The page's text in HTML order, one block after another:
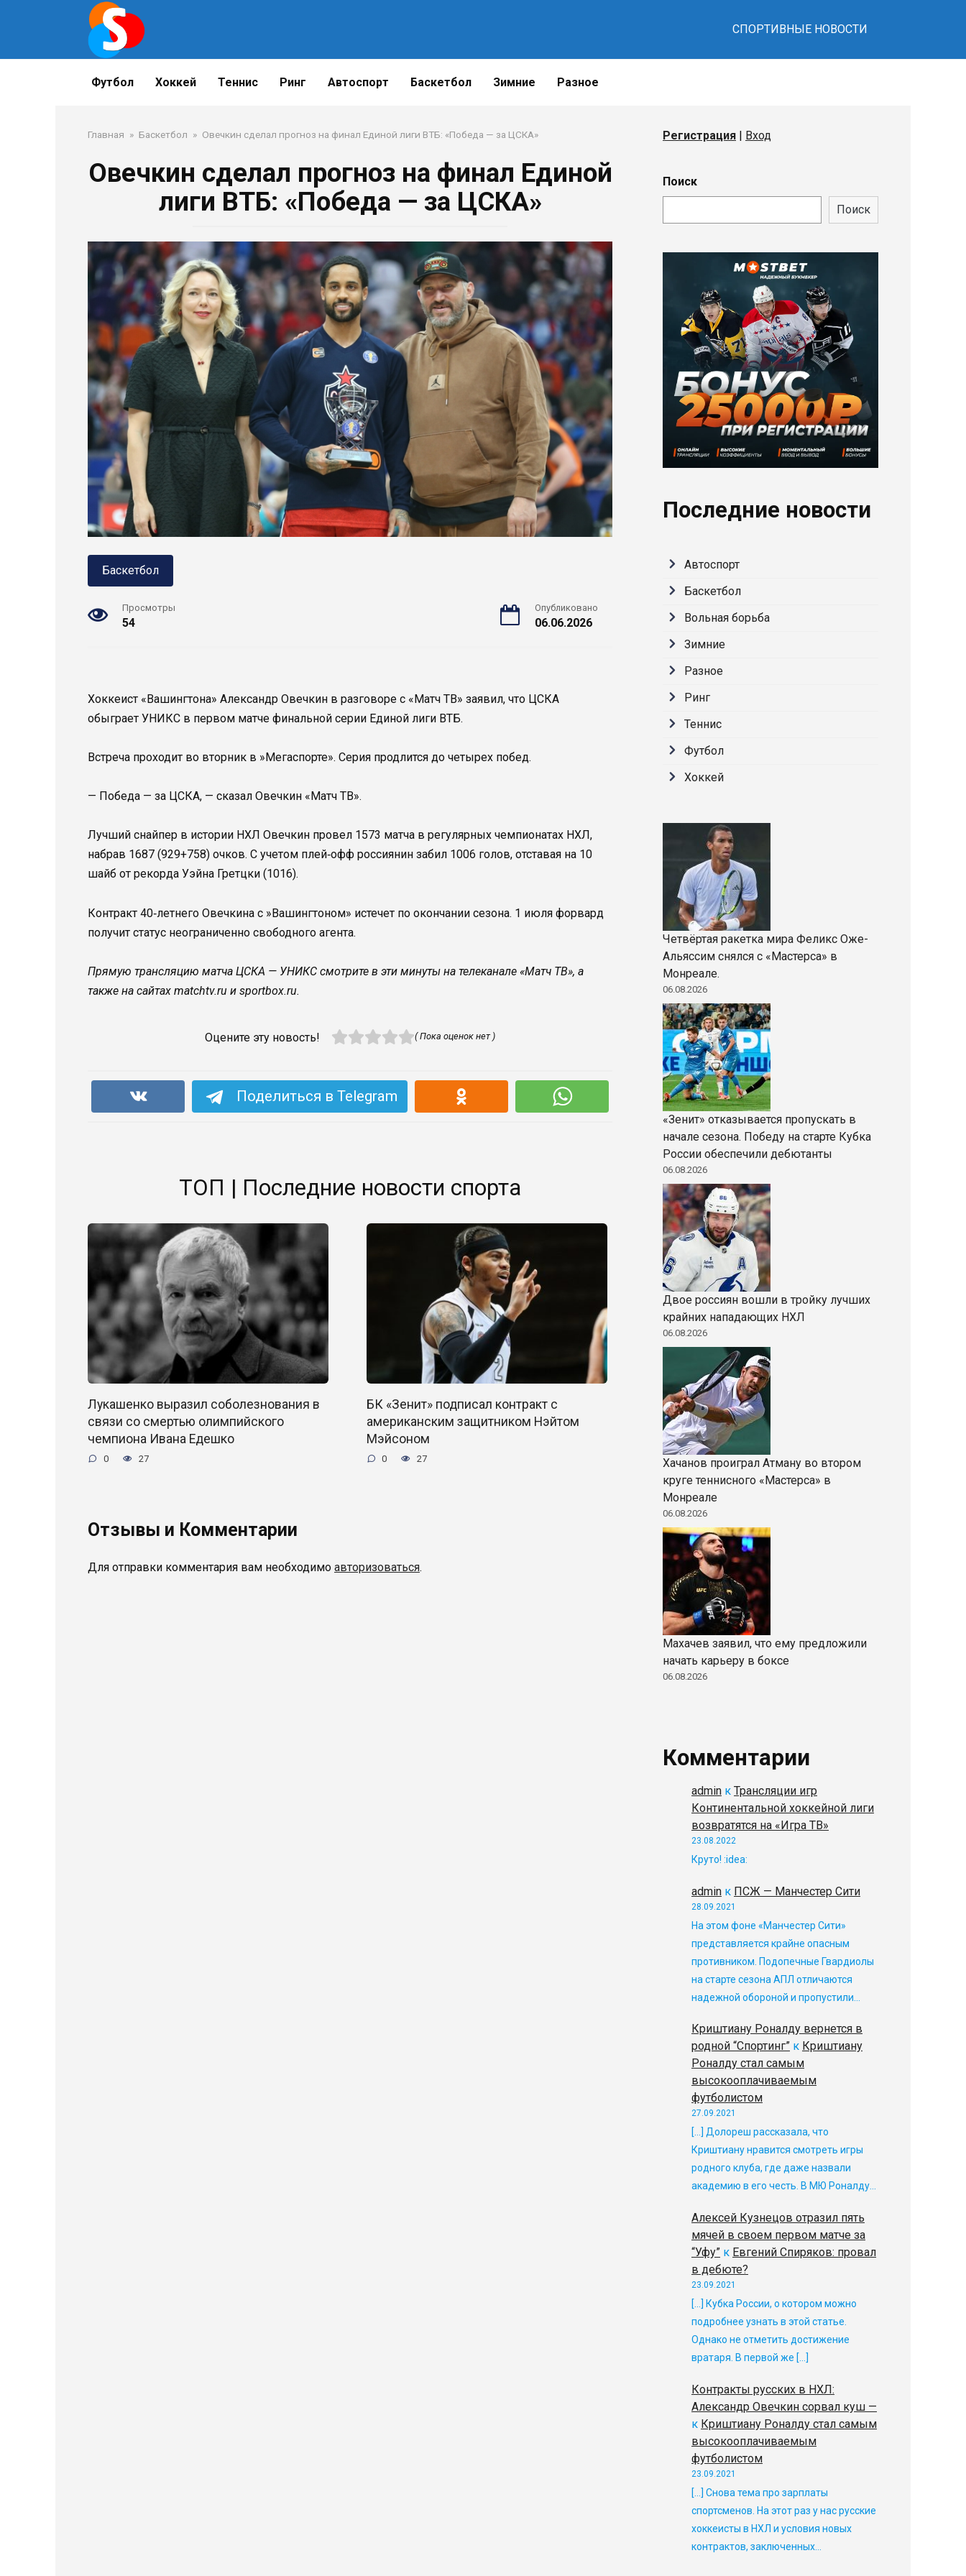
СПОРТИВНЫЕ НОВОСТИ
Футбол Хоккей Теннис Ринг Автоспорт Баскетбол Зимние Разное
Главная » Баскетбол » Овечкин сделал прогноз на финал Единой лиги ВТБ: «Победа — за ЦСКА»
Овечкин сделал прогноз на финал Единой
лиги ВТБ: «Победа — за ЦСКА»
Баскетбол
Просмотры
54
Опубликовано
06.06.2026
Хоккеист «Вашингтона» Александр Овечкин в разговоре с «Матч ТВ» заявил, что ЦСКА
обыграет УНИКС в первом матче финальной серии Единой лиги ВТБ.
Встреча проходит во вторник в »Мегаспорте». Серия продлится до четырех побед.
— Победа — за ЦСКА, — сказал Овечкин «Матч ТВ».
Лучший снайпер в истории НХЛ Овечкин провел 1573 матча в регулярных чемпионатах НХЛ,
набрав 1687 (929+758) очков. С учетом плей‑офф россиянин забил 1006 голов, отставая на 10
шайб от рекорда Уэйна Гретцки (1016).
Контракт 40‑летнего Овечкина с »Вашингтоном» истечет по окончании сезона. 1 июля форвард
получит статус неограниченно свободного агента.
Прямую трансляцию матча ЦСКА — УНИКС смотрите в эти минуты на телеканале «Матч ТВ», а
также на сайтах matchtv.ru и sportbox.ru.
Оцените эту новость! ( Пока оценок нет )
Поделиться в Telegram
ТОП | Последние новости спорта
Лукашенко выразил соболезнования в
связи со смертью олимпийского
чемпиона Ивана Едешко
0 27
БК «Зенит» подписал контракт с
американским защитником Нэйтом
Мэйсоном
0 27
Отзывы и Комментарии
Для отправки комментария вам необходимо авторизоваться.
Регистрация | Вход
Поиск
Поиск
Последние новости
Автоспорт
Баскетбол
Вольная борьба
Зимние
Разное
Ринг
Теннис
Футбол
Хоккей
Четвёртая ракетка мира Феликс Оже-
Альяссим снялся с «Мастерса» в
Монреале.
06.08.2026
«Зенит» отказывается пропускать в
начале сезона. Победу на старте Кубка
России обеспечили дебютанты
06.08.2026
Двое россиян вошли в тройку лучших
крайних нападающих НХЛ
06.08.2026
Хачанов проиграл Атману во втором
круге теннисного «Мастерса» в
Монреале
06.08.2026
Махачев заявил, что ему предложили
начать карьеру в боксе
06.08.2026
Комментарии
admin к Трансляции игр
Континентальной хоккейной лиги
возвратятся на «Игра ТВ»
23.08.2022
Круто! :idea:
admin к ПСЖ — Манчестер Сити
28.09.2021
На этом фоне «Манчестер Сити»
представляется крайне опасным
противником. Подопечные Гвардиолы
на старте сезона АПЛ отличаются
надежной обороной и пропустили…
Криштиану Роналду вернется в
родной “Спортинг” к Криштиану
Роналду стал самым
высокооплачиваемым
футболистом
27.09.2021
[…] Долореш рассказала, что
Криштиану нравится смотреть игры
родного клуба, где даже назвали
академию в его честь. В МЮ Роналду…
Алексей Кузнецов отразил пять
мячей в своем первом матче за
“Уфу” к Евгений Спиряков: провал
в дебюте?
23.09.2021
[…] Кубка России, о котором можно
подробнее узнать в этой статье.
Однако не отметить достижение
вратаря. В первой же […]
Контракты русских в НХЛ:
Александр Овечкин сорвал куш —
к Криштиану Роналду стал самым
высокооплачиваемым
футболистом
23.09.2021
[…] Снова тема про зарплаты
спортсменов. На этот раз у нас русские
хоккеисты в НХЛ и условия новых
контрактов, заключенных…